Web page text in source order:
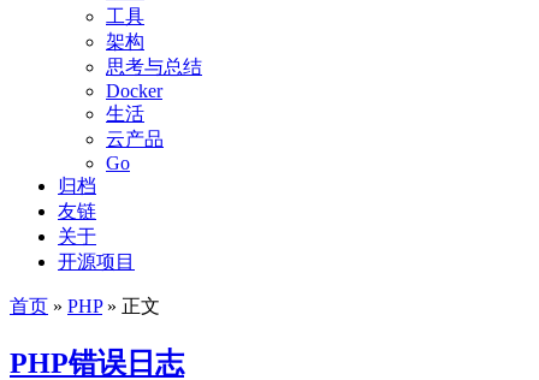
工具
架构
思考与总结
Docker
生活
云产品
Go
归档
友链
关于
开源项目
首页 » PHP» 正文
PHP错误日志